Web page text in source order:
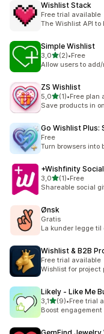
Wishlist Stack
Free trial available
The Wishlist API
Simple Wishlist
3,0z 5 hvězd
(2)
Celkový počet
•Free
Allow users to
ZS Wishlist
5,0z 5 hvězd
(1)
Celkový počet
•Free plan
Save products in
Go Wishlist Plus:
Free
Turn browsers into
+Wishfinity
3,0z 5 hvězd
(1)
Celkový počet
•Free
Shareable social
Ønsk
Gratis
La kunder legge
Wishlist & B2B
Free trial available
Wishlist for project
Likely ‑ Like Me
3,1z 5 hvězd
(9)
Celkový počet
•Free trial
Boost